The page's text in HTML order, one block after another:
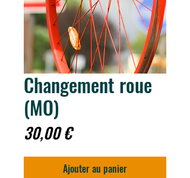
Changement roue
(MO)
30,00 €Prix
Ajouter au panier